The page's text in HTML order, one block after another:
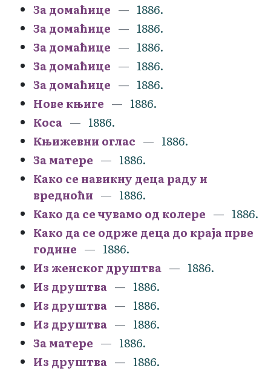
За домаћице
1886.
За домаћице
1886.
За домаћице
1886.
За домаћице
1886.
За домаћице
1886.
Нове књиге
1886.
Коса
1886.
Књижевни оглас
1886.
За матере
1886.
Како се навикну деца раду и
вредноћи
1886.
Како да се чувамо од колере
1886.
Како да се одрже деца до краја прве
године
1886.
Из женског друштва
1886.
Из друштва
1886.
Из друштва
1886.
Из друштва
1886.
За матере
1886.
Из друштва
1886.